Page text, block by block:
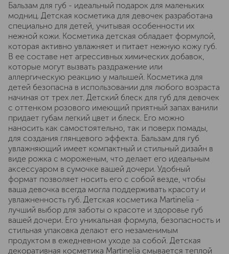
Бальзам для губ - идеальный подарок для маленьких
модниц. Детская косметика для девочек разработана
специально для детей, учитывая особенности их
нежной кожи. Косметика детская обладает формулой,
которая активно увлажняет и питает нежную кожу губ.
В ее составе нет агрессивных химических добавок,
которые могут вызвать раздражение или
аллергическую реакцию у малышей. Косметика для
детей безопасна в использовании для любого возраста
начиная от трех лет. Детский блеск для губ для девочек
с оттенком розового имеющий приятный запах ванили
придает губам легкий цвет и блеск. Его можно
наносить как самостоятельно, так и поверх помады,
для создания глянцевого эффекта. Бальзам для губ
увлажняющий имеет компактный и стильный дизайн в
виде рожка с мороженым, что делает его идеальным
аксессуаром в сумочке вашей дочери. Удобный
формат позволяет носить его с собой везде, чтобы
ваша девочка всегда могла поддерживать красоту и
увлажненность губ. Детская косметика Martinelia -
лучший выбор для заботы о красоте и здоровье губ
вашей дочери. Его уникальная формула, безопасность и
стильная упаковка делают его незаменимым
продуктом в ежедневном уходе за собой. Детская
декоративная косметика Martinelia смывается теплой